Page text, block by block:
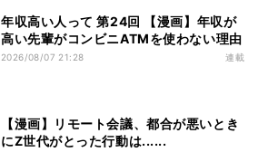
年収高い人って 第24回 【漫画】年収が
高い先輩がコンビニATMを使わない理由
2026/08/07 21:28 連載
【漫画】リモート会議、都合が悪いとき
にZ世代がとった行動は......